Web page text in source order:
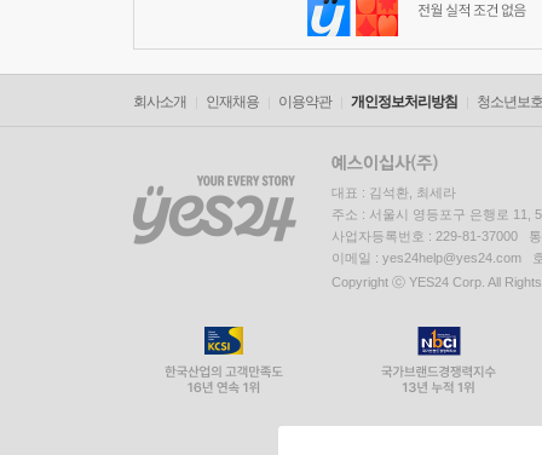
회사소개 인재채용 이용약관 개인정보처리방침 청소년보
대표 : 김석환, 최세라
주소 : 서울시 영등포구 은행로 11,
사업자등록번호 : 229-81-37000
이메일 : yes24help@yes24.com
Copyright ⓒ YES24 Corp. All